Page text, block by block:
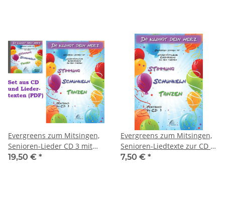
Evergreens zum Mitsingen,
Senioren-Lieder CD 3 mit
Liedtexten als Datei 3
19,50 € *
Evergreens zum Mitsingen,
Senioren-Liedtexte zur CD 3
als Datei
7,50 € *